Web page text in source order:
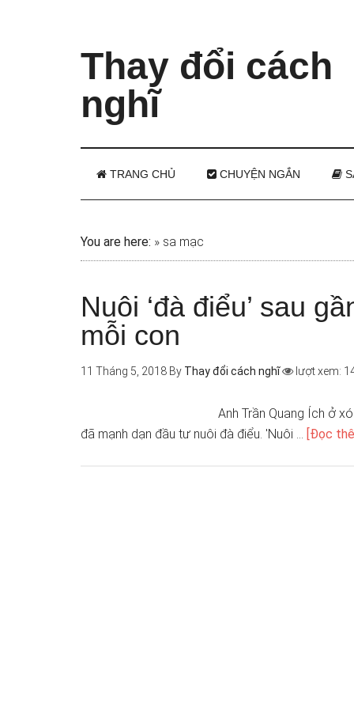
Thay đổi cách
nghĩ
TRANG CHỦ CHUYỆN NGẮN
You are here: » sa mạc
Nuôi ‘đà điểu’ sau
mỗi con
11 Tháng 5, 2018 By Thay đổi cách nghĩ lượt xem:
Anh Trần Quang Ích ở
đã mạnh dạn đầu tư nuôi đà điểu. 'Nuôi … [Đọc